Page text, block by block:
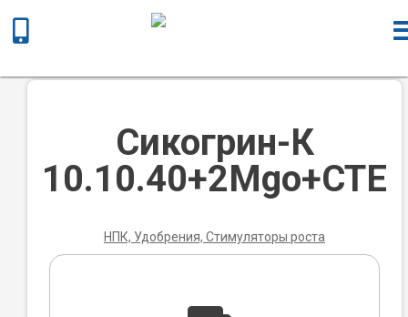
/ Сикогрин-К 10.10.40+2Мgo+CTE
Сикогрин-К
10.10.40+2Мgo+CTE
НПК, Удобрения, Стимуляторы роста